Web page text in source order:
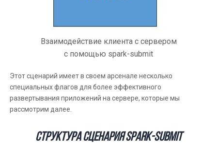
Взаимодействие клиента с сервером
с помощью spark-submit
Этот сценарий имеет в своем арсенале несколько
специальных флагов для более эффективного
развертывания приложений на сервере, которые мы
рассмотрим далее.
Структура сценария spark-submit